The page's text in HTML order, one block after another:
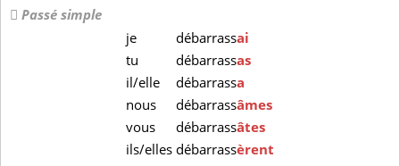
Passé simple
je
débarrassai
tu
débarrassas
il/elle
débarrassa
nous
débarrassâmes
vous
débarrassâtes
ils/ellesdébarrassèrent